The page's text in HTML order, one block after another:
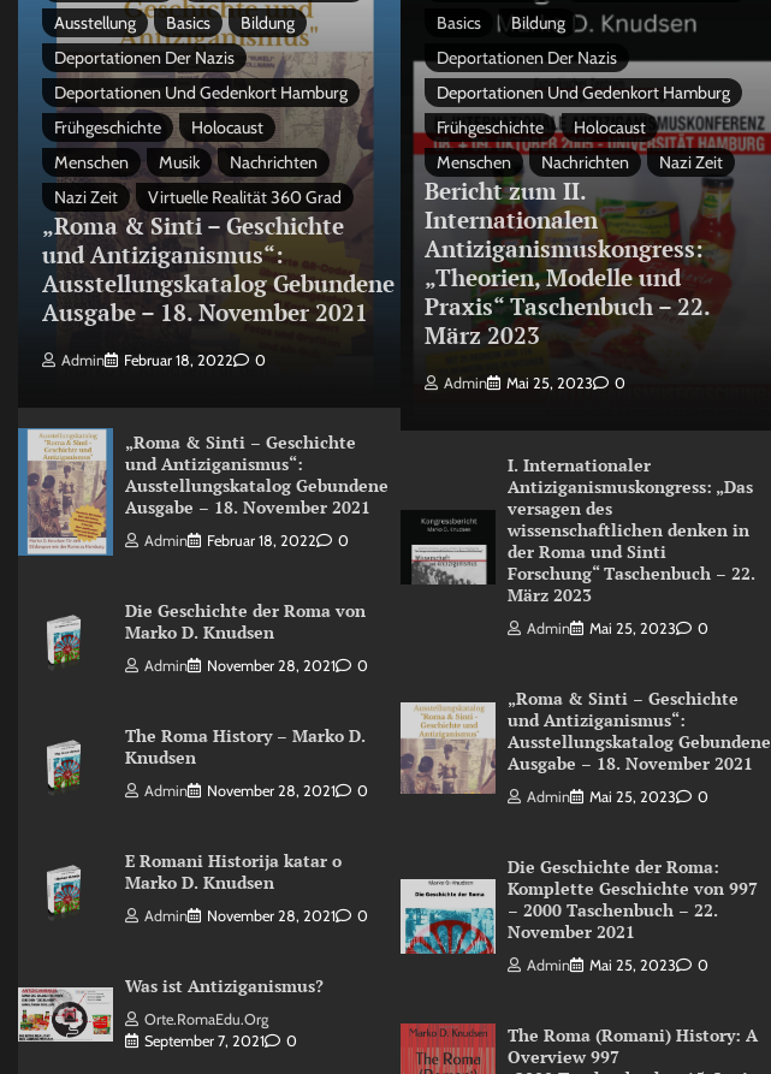
Ausstellung
Basics
Bildung
Deportationen Der Nazis
Deportationen Und Gedenkort Hamburg
Frühgeschichte
Holocaust
Menschen
Musik
Nachrichten
Nazi Zeit
Virtuelle Realität 360 Grad
„Roma & Sinti – Geschichte
und Antiziganismus“:
Ausstellungskatalog Gebundene
Ausgabe – 18. November 2021
Admin Februar 18, 2022 0
„Roma & Sinti – Geschichte
und Antiziganismus“:
Ausstellungskatalog Gebundene
Ausgabe – 18. November 2021
Admin Februar 18, 2022 0
Die Geschichte der Roma von
Marko D. Knudsen
Admin November 28, 2021 0
The Roma History – Marko D.
Knudsen
Admin November 28, 2021 0
E Romani Historija katar o
Marko D. Knudsen
Admin November 28, 2021 0
Was ist Antiziganismus?
Orte.RomaEdu.org
September 7, 2021
0
Basics
Bildung
Deportationen Der Nazis
Deportationen Und Gedenkort Hamburg
Frühgeschichte
Holocaust
Menschen
Nachrichten Nazi Zeit
Bericht zum II.
Internationalen
Antiziganismuskongress:
„Theorien, Modelle und
Praxis“ Taschenbuch – 22.
März 2023
Admin Mai 25, 2023 0
I. Internationaler
Antiziganismuskongress: „Das
versagen des
wissenschaftlichen denken in
der Roma und Sinti
Forschung“ Taschenbuch – 22.
März 2023
Admin Mai 25, 2023 0
„Roma & Sinti – Geschichte
und Antiziganismus“:
Ausstellungskatalog Gebundene
Ausgabe – 18. November 2021
Admin Mai 25, 2023 0
Die Geschichte der Roma:
Komplette Geschichte von 997
– 2000 Taschenbuch – 22.
November 2021
Admin Mai 25, 2023 0
The Roma (Romani) History: A
Overview 997